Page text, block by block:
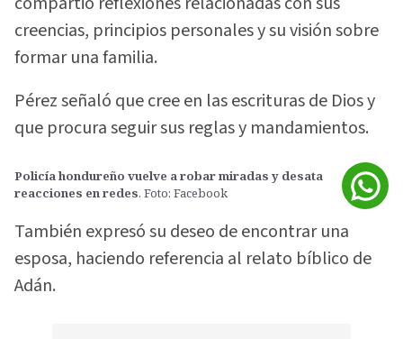
creencias, principios personales y su visión sobre
formar una familia.
Pérez señaló que cree en las escrituras de Dios y
que procura seguir sus reglas y mandamientos.
Policía hondureño vuelve a robar miradas y desata
reacciones en redes. Foto: Facebook
También expresó su deseo de encontrar una
esposa, haciendo referencia al relato bíblico de
Adán.